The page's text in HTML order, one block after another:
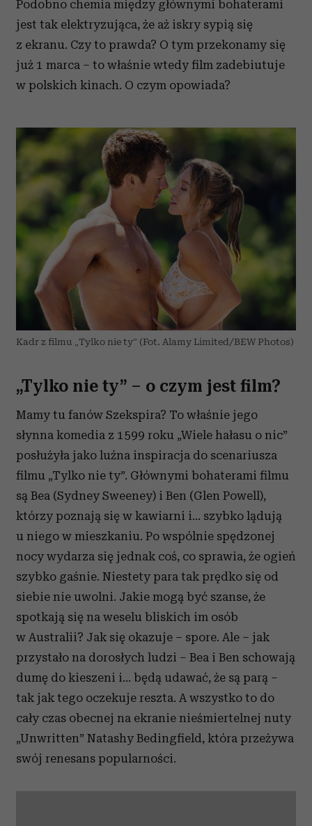
Podobno chemia między głównymi bohaterami
jest tak elektryzująca, że aż iskry sypią się
z ekranu. Czy to prawda? O tym przekonamy się
już 1 marca – to właśnie wtedy film zadebiutuje
w polskich kinach. O czym opowiada?
Kadr z filmu „Tylko nie ty” (Fot. Alamy Limited/BEW Photos)
„Tylko nie ty” – o czym jest film?
Mamy tu fanów Szekspira? To właśnie jego
słynna komedia z 1599 roku „Wiele hałasu o nic”
posłużyła jako luźna inspiracja do scenariusza
filmu „Tylko nie ty”. Głównymi bohaterami filmu
są Bea (Sydney Sweeney) i Ben (Glen Powell),
którzy poznają się w kawiarni i… szybko lądują
u niego w mieszkaniu. Po wspólnie spędzonej
nocy wydarza się jednak coś, co sprawia, że ogień
szybko gaśnie. Niestety para tak prędko się od
siebie nie uwolni. Jakie mogą być szanse, że
spotkają się na weselu bliskich im osób
w Australii? Jak się okazuje – spore. Ale – jak
przystało na dorosłych ludzi – Bea i Ben schowają
dumę do kieszeni i… będą udawać, że są parą –
tak jak tego oczekuje reszta. A wszystko to do
cały czas obecnej na ekranie nieśmiertelnej nuty
„Unwritten” Natashy Bedingfield, która przeżywa
swój renesans popularności.